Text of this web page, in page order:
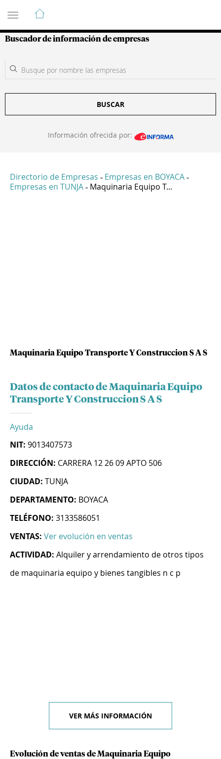
Guía de Empresas Colombianas
Buscador de información de empresas
BUSCAR
Información ofrecida por:
Directorio de Empresas - Empresas en BOYACA -
Empresas en TUNJA - Maquinaria Equipo T...
Maquinaria Equipo Transporte Y Construccion S A S
Datos de contacto de Maquinaria Equipo
Transporte Y Construccion S A S
Ayuda
NIT: 9013407573
DIRECCIÓN: CARRERA 12 26 09 APTO 506
CIUDAD: TUNJA
DEPARTAMENTO: BOYACA
TELÉFONO: 3133586051
VENTAS: Ver evolución en ventas
ACTIVIDAD: Alquiler y arrendamiento de otros tipos
de maquinaria equipo y bienes tangibles n c p
VER MÁS INFORMACIÓN
Evolución de ventas de Maquinaria Equipo